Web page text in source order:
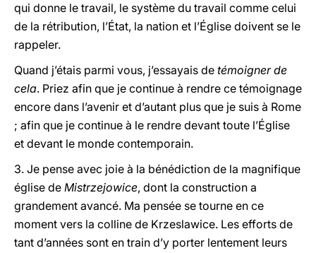
qui donne le travail, le système du travail comme celui
de la rétribution, l’État, la nation et l’Église doivent se le
rappeler.
Quand j’étais parmi vous, j’essayais de témoigner de
cela. Priez afin que je continue à rendre ce témoignage
encore dans l’avenir et d’autant plus que je suis à Rome
; afin que je continue à le rendre devant toute l’Église
et devant le monde contemporain.
3. Je pense avec joie à la bénédiction de la magnifique
église de Mistrzejowice, dont la construction a
grandement avancé. Ma pensée se tourne en ce
moment vers la colline de Krzeslawice. Les efforts de
tant d’années sont en train d’y porter lentement leurs